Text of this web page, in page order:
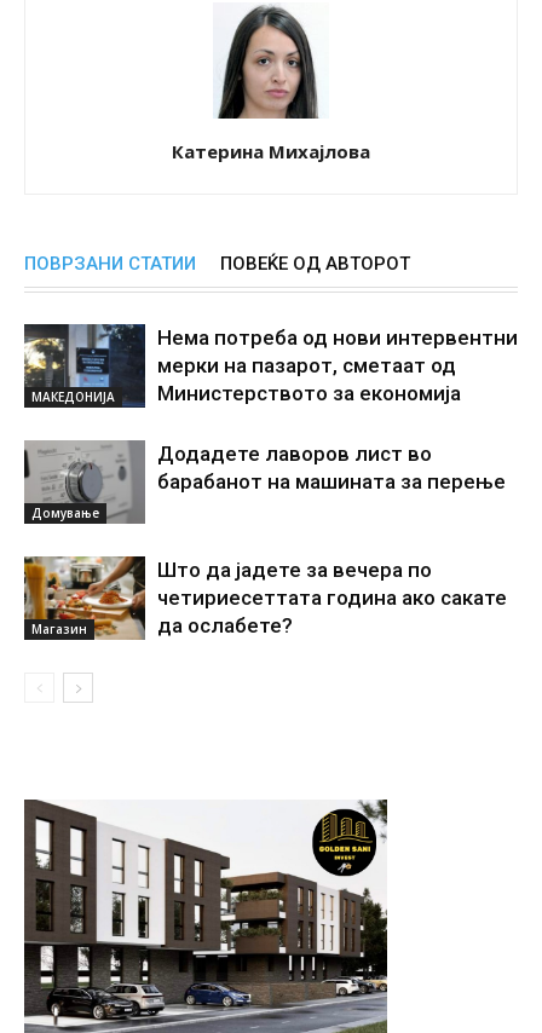
Катерина Михајлова
ПОВРЗАНИ СТАТИИ ПОВЕЌЕ ОД АВТОРОТ
МАКЕДОНИЈА
Нема потреба од нови интервентни
мерки на пазарот, сметаат од
Министерството за економија
Домување
Додадете лаворов лист во
барабанот на машината за перење
Магазин
Што да јадете за вечера по
четириесеттата година ако сакате
да ослабете?